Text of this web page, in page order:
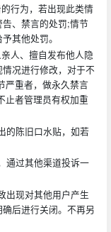
行为，若出现此类情
、禁言的处罚;情节
其他处罚。
人、擅自发布他人隐
况进行修改，对于不
严重者，做永久禁言
止者管理员有权加重
的陈旧口水贴，如若
通过其他渠道投诉一
出现对其他用户产生
后进行关闭。不再另